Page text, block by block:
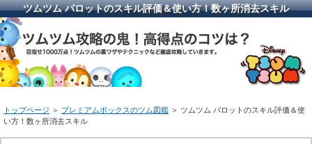
ツムツム パロットのスキル評価＆使い方！数ヶ所消去スキル
トップページ ＞ プレミアムボックスのツム図鑑 ＞ ツムツム パロットのスキル評価＆使
い方！数ヶ所消去スキル